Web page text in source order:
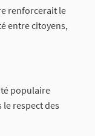
renforcerait le
entre citoyens,
populaire
respect des